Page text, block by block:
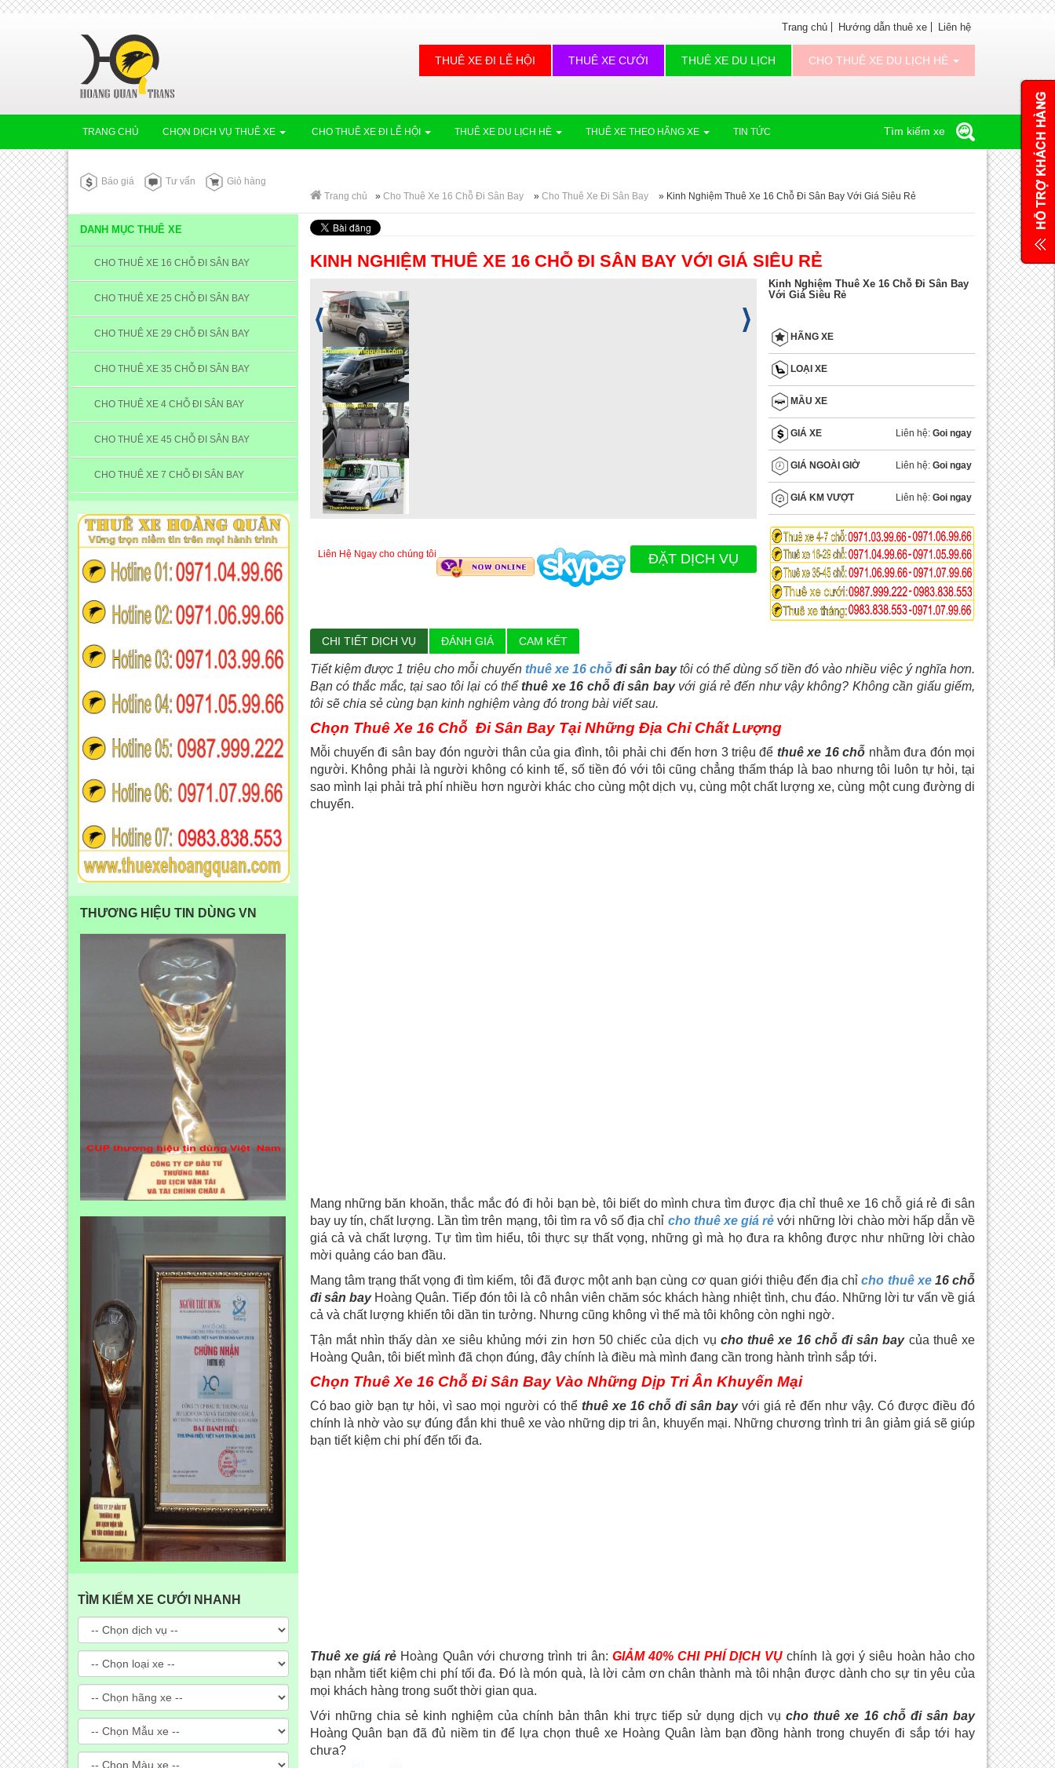
Trang chủ Hướng dẫn thuê xe Liên hệ
THUÊ XE ĐI LỄ HỘI THUÊ XE CƯỚI THUÊ XE DU LỊCH CHO THUÊ XE DU LỊCH HÈ
TRANG CHỦ CHỌN DỊCH VỤ THUÊ XE CHO THUÊ XE ĐI LỄ HỘI THUÊ XE DU LỊCH HÈ THUÊ XE THEO HÃNG XE TIN TỨC Tìm kiếm xe
Báo giá Tư vấn
Giỏ hàng
Trang chủ
» Cho Thuê Xe 16 Chỗ Đi Sân Bay » Cho Thuê Xe Đi Sân Bay » Kinh Nghiệm Thuê Xe 16 Chỗ Đi Sân Bay Với Giá Siêu Rẻ
DANH MỤC THUÊ XE
CHO THUÊ XE 16 CHỖ ĐI SÂN BAY
CHO THUÊ XE 25 CHỖ ĐI SÂN BAY
CHO THUÊ XE 29 CHỖ ĐI SÂN BAY
CHO THUÊ XE 35 CHỖ ĐI SÂN BAY
CHO THUÊ XE 4 CHỖ ĐI SÂN BAY
CHO THUÊ XE 45 CHỖ ĐI SÂN BAY
CHO THUÊ XE 7 CHỖ ĐI SÂN BAY
THƯƠNG HIỆU TIN DÙNG VN
TÌM KIẾM XE CƯỚI NHANH
KINH NGHIỆM THUÊ XE 16 CHỖ ĐI SÂN BAY VỚI GIÁ SIÊU RẺ
Liên Hệ Ngay cho chúng tôi ĐẶT DỊCH VỤ
Kinh Nghiệm Thuê Xe 16 Chỗ Đi Sân Bay
Với Giá Siêu Rẻ
HÃNG XE
LOẠI XE
MẦU XE
GIÁ XE Liên hệ: Goi ngay
GIÁ NGOÀI GIỜ Liên hệ: Goi ngay
GIÁ KM VƯỢT Liên hệ: Goi ngay
CHI TIẾT DỊCH VỤ ĐÁNH GIÁ CAM KẾT
Tiết kiệm được 1 triệu cho mỗi chuyến thuê xe 16 chỗđi sân baytôi có thể dùng số tiền đó vào nhiều việc ý nghĩa hơn.
Bạn có thắc mắc, tại sao tôi lại có thểthuê xe 16 chỗ đi sân bayvới giá rẻ đến như vậy không? Không cần giấu giếm,
tôi sẽ chia sẻ cùng bạn kinh nghiệm vàng đó trong bài viết sau.
Chọn Thuê Xe 16 Chỗ Đi Sân Bay Tại Những Địa Chỉ Chất Lượng
Mỗi chuyến đi sân bay đón người thân của gia đình, tôi phải chi đến hơn 3 triệu để thuê xe 16 chỗ nhằm đưa đón mọi
người. Không phải là người không có kinh tế, số tiền đó với tôi cũng chẳng thấm tháp là bao nhưng tôi luôn tự hỏi, tại
sao mình lại phải trả phí nhiều hơn người khác cho cùng một dịch vụ, cùng một chất lượng xe, cùng một cung đường di
chuyển.
Mang những băn khoăn, thắc mắc đó đi hỏi bạn bè, tôi biết do mình chưa tìm được địa chỉ thuê xe 16 chỗ giá rẻ đi sân
bay uy tín, chất lượng. Lần tìm trên mạng, tôi tìm ra vô số địa chỉ cho thuê xe giá rẻ với những lời chào mời hấp dẫn về
giá cả và chất lượng. Tự tìm tìm hiểu, tôi thực sự thất vọng, những gì mà họ đưa ra không được như những lời chào
mời quảng cáo ban đầu.
Mang tâm trạng thất vọng đi tìm kiếm, tôi đã được một anh bạn cùng cơ quan giới thiệu đến địa chỉcho thuê xe16 chỗ
đi sân bayHoàng Quân. Tiếp đón tôi là cô nhân viên chăm sóc khách hàng nhiệt tình, chu đáo. Những lời tư vấn về giá
cả và chất lượng khiến tôi dần tin tưởng. Nhưng cũng không vì thế mà tôi không còn nghi ngờ.
Tận mắt nhìn thấy dàn xe siêu khủng mới zin hơn 50 chiếc của dịch vụ cho thuê xe 16 chỗ đi sân baycủa thuê xe
Hoàng Quân, tôi biết mình đã chọn đúng, đây chính là điều mà mình đang cần trong hành trình sắp tới.
Chọn Thuê Xe 16 Chỗ Đi Sân Bay Vào Những Dịp Tri Ân Khuyến Mại
Có bao giờ bạn tự hỏi, vì sao mọi người có thểthuê xe 16 chỗ đi sân bayvới giá rẻ đến như vậy. Có được điều đó
chính là nhờ vào sự đúng đắn khi thuê xe vào những dịp tri ân, khuyến mại. Những chương trình tri ân giảm giá sẽ giúp
bạn tiết kiệm chi phí đến tối đa.
Thuê xe giá rẻ Hoàng Quân với chương trình tri ân:GIẢM 40% CHI PHÍ DỊCH VỤ chính là gợi ý siêu hoàn hảo cho
bạn nhằm tiết kiệm chi phí tối đa. Đó là món quà, là lời cảm ơn chân thành mà tôi nhận được dành cho sự tin yêu của
mọi khách hàng trong suốt thời gian qua.
Với những chia sẻ kinh nghiệm của chính bản thân khi trực tiếp sử dụng dịch vụ cho thuê xe 16 chỗ đi sân bay
Hoàng Quân bạn đã đủ niềm tin để lựa chọn thuê xe Hoàng Quân làm bạn đồng hành trong chuyến đi sắp tới hay
chưa?